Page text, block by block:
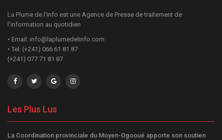
La Plume de l'Info est une Agence de Presse de traitement de
l'information au quotidien
• Email: info@laplumedelinfo.com
• Tel: (+241) 066 61 81 87
(+241) 077 71 81 87
Les Plus Lus
La Coordination provinciale du Moyen-Ogooué apporte son soutien